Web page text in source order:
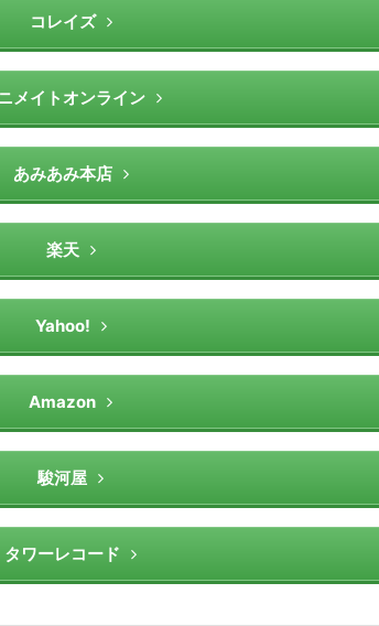
コレイズ
メイトオンライン
あみあみ本店
楽天
Yahoo!
Amazon
駿河屋
タワーレコード